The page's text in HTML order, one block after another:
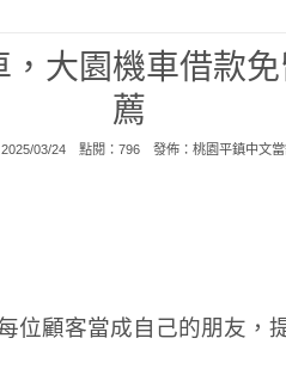
大園機車借款
薦
2025/03/24 點閱：796 發佈： 桃園平鎮中文
位顧客當成自己的朋友，